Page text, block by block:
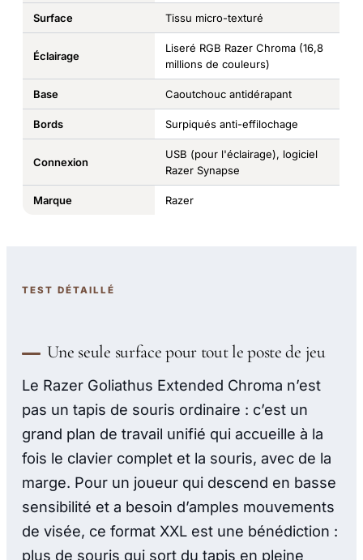
Surface Tissu micro-texturé
Éclairage
Liseré RGB Razer Chroma (16,8
millions de couleurs)
Base Caoutchouc antidérapant
Bords Surpiqués anti-effilochage
Connexion
USB (pour l'éclairage), logiciel
Razer Synapse
Marque Razer
TEST DÉTAILLÉ
Une seule surface pour tout le poste de jeu
Le Razer Goliathus Extended Chroma n’est
pas un tapis de souris ordinaire : c’est un
grand plan de travail unifié qui accueille à la
fois le clavier complet et la souris, avec de la
marge. Pour un joueur qui descend en basse
sensibilité et a besoin d’amples mouvements
de visée, ce format XXL est une bénédiction :
plus de souris qui sort du tapis en pleine